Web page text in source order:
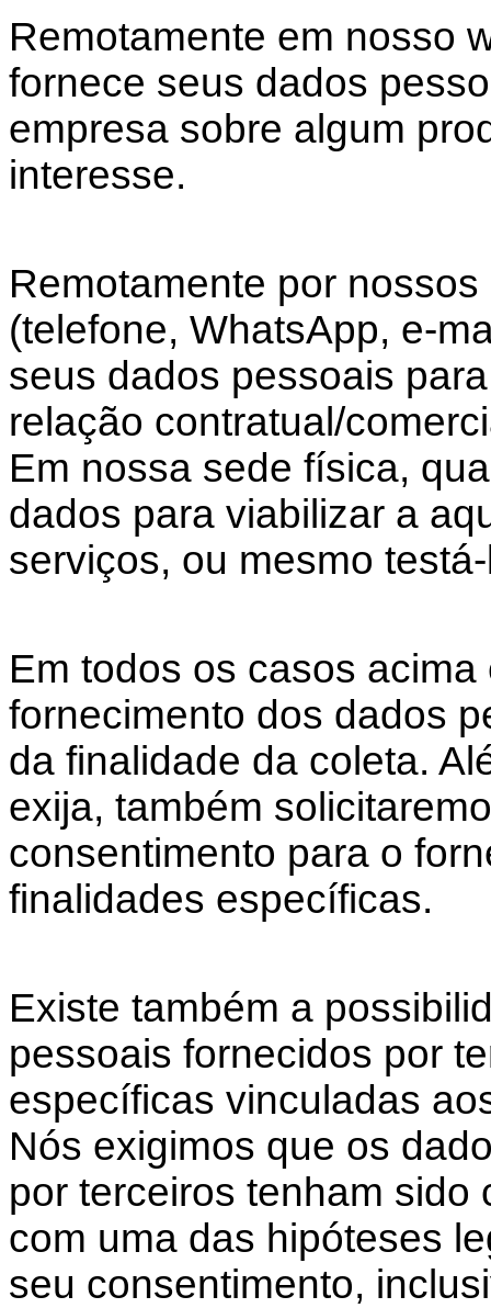
Remotamente em nosso
fornece seus dados
empresa sobre algum
interesse.
Remotamente por
(telefone, WhatsApp, e-
seus dados pessoais
relação contratual/
Em nossa sede física,
dados para viabilizar a
serviços, ou mesmo
Em todos os casos
fornecimento dos dados
da finalidade da coleta.
exija, também
consentimento para o
finalidades específicas.
Existe também a
pessoais fornecidos por
específicas vinculadas
Nós exigimos que os
por terceiros tenham
com uma das hipóteses
seu consentimento,